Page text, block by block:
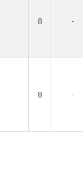
8 -
8 -